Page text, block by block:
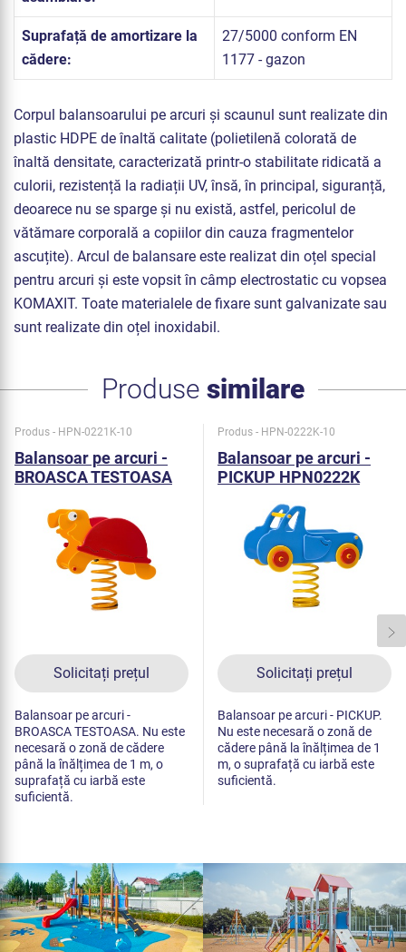
Suprafață de amortizare la
cădere:
27/5000 conform EN
1177 - gazon
Corpul balansoarului pe arcuri și scaunul sunt realizate din
plastic HDPE de înaltă calitate (polietilenă colorată de
înaltă densitate, caracterizată printr-o stabilitate ridicată a
culorii, rezistență la radiații UV, însă, în principal, siguranță,
deoarece nu se sparge și nu există, astfel, pericolul de
vătămare corporală a copiilor din cauza fragmentelor
ascuțite). Arcul de balansare este realizat din oțel special
pentru arcuri și este vopsit în câmp electrostatic cu vopsea
KOMAXIT. Toate materialele de fixare sunt galvanizate sau
sunt realizate din oțel inoxidabil.
Produse similare
Produs - HPN-0221K-10
Balansoar pe arcuri -
BROASCA TESTOASA
Solicitați prețul
Balansoar pe arcuri -
BROASCA TESTOASA. Nu este
necesară o zonă de cădere
până la înălțimea de 1 m, o
suprafață cu iarbă este
suficientă.
Produs - HPN-0222K-10
Balansoar pe arcuri -
PICKUP HPN0222K
Solicitați prețul
Balansoar pe arcuri - PICKUP.
Nu este necesară o zonă de
cădere până la înălțimea de 1
m, o suprafață cu iarbă este
suficientă.